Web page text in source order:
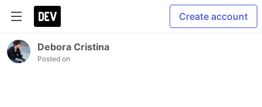
Create account
Debora Cristina
Posted on